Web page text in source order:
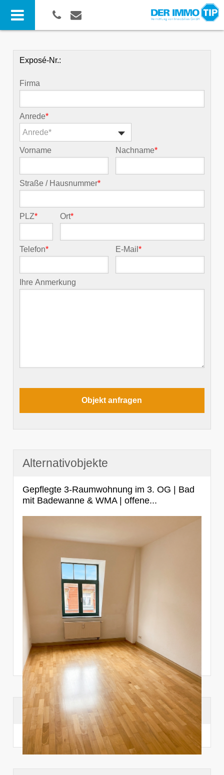
Exposé-Nr.:
Firma
Anrede*
Anrede*
Vorname Nachname*
Straße / Hausnummer*
PLZ* Ort*
Telefon* E-Mail*
Ihre Anmerkung
Alternativobjekte
Gepflegte 3-Raumwohnung im 3. OG | Bad
mit Badewanne & WMA | offene...
Suchhistorie
noch nichts angesehen